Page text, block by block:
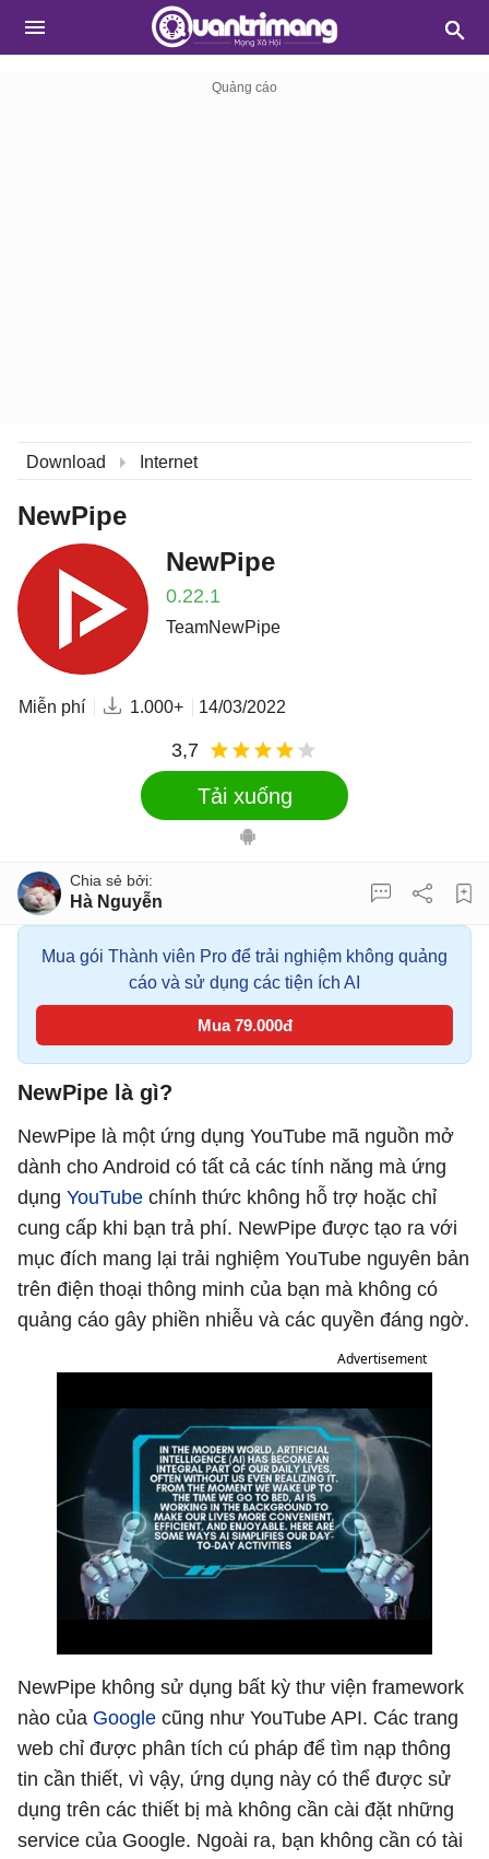
Download Internet
NewPipe
NewPipe
0.22.1
TeamNewPipe
Miễn phí 1.000+ 14/03/2022
3,7
Tải xuống
Hà Nguyễn
Mua gói Thành viên Pro để trải nghiệm không quảng
cáo và sử dụng các tiện ích AI
Mua 79.000đ
NewPipe là gì?
NewPipe là một ứng dụng YouTube mã nguồn mở
dành cho Android có tất cả các tính năng mà ứng
dụng YouTube chính thức không hỗ trợ hoặc chỉ
cung cấp khi bạn trả phí. NewPipe được tạo ra với
mục đích mang lại trải nghiệm YouTube nguyên bản
trên điện thoại thông minh của bạn mà không có
quảng cáo gây phiền nhiễu và các quyền đáng ngờ.
Advertisement
NewPipe không sử dụng bất kỳ thư viện framework
nào của Google cũng như YouTube API. Các trang
web chỉ được phân tích cú pháp để tìm nạp thông
tin cần thiết, vì vậy, ứng dụng này có thể được sử
dụng trên các thiết bị mà không cần cài đặt những
service của Google. Ngoài ra, bạn không cần có tài